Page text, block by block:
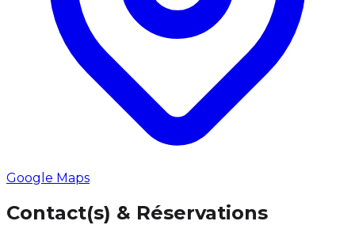
Google Maps
Contact(s) & Réservations